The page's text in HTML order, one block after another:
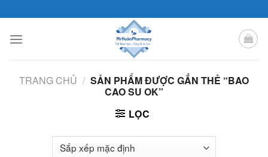
to
content
TRANG CHỦ / SẢN PHẨM ĐƯỢC GẮN THẺ “BAO
CAO SU OK”
LỌC